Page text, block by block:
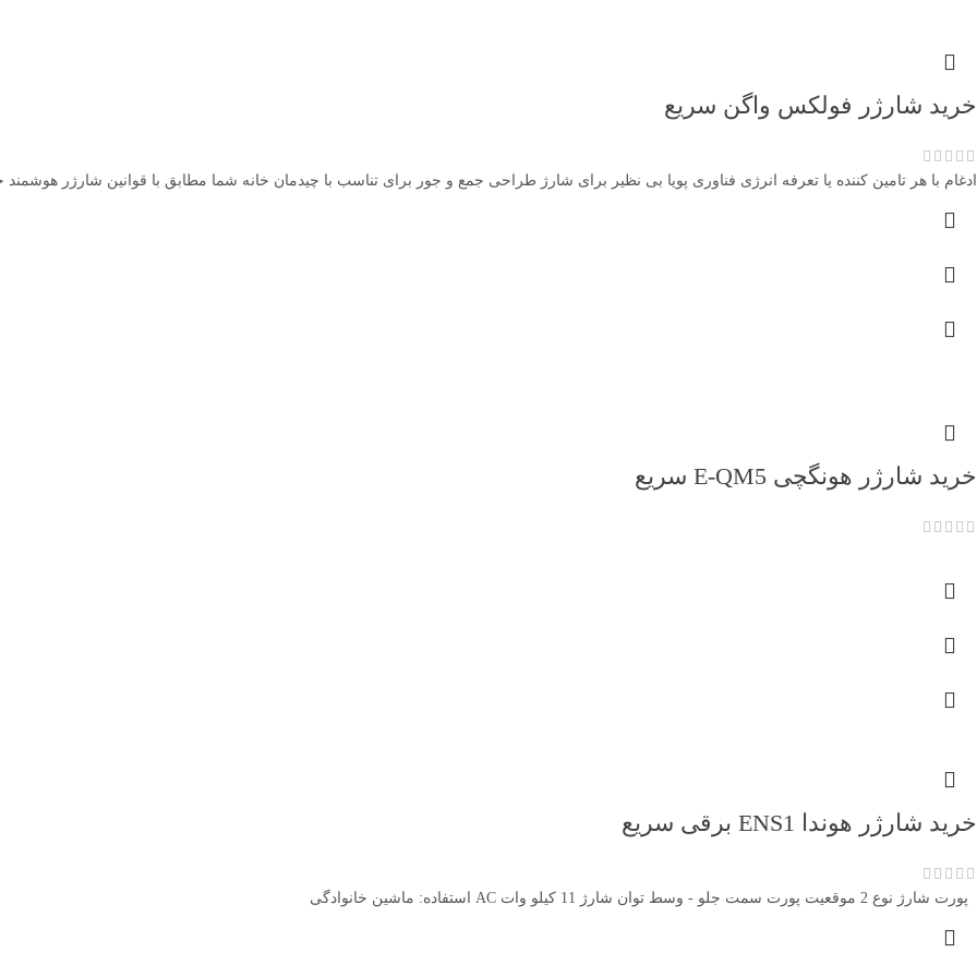
خرید شارژر فولکس واگن سریع
ادغام با هر تامین کننده یا تعرفه انرژی فناوری پویا بی نظیر برای شارژ طراحی جمع و جور برای تناسب با چیدمان خانه شما مطابق با قوانین شارژر هوشمند
خرید شارژر هونگچی E-QM5 سریع
خرید شارژر هوندا ENS1 برقی سریع
پورت شارژ نوع 2 موقعیت پورت سمت جلو - وسط توان شارژ 11 کیلو وات AC استفاده: ماشین خانوادگی